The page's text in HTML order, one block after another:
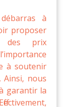
à
proposer
des prix
à soutenir
Ainsi, nous
garantir la